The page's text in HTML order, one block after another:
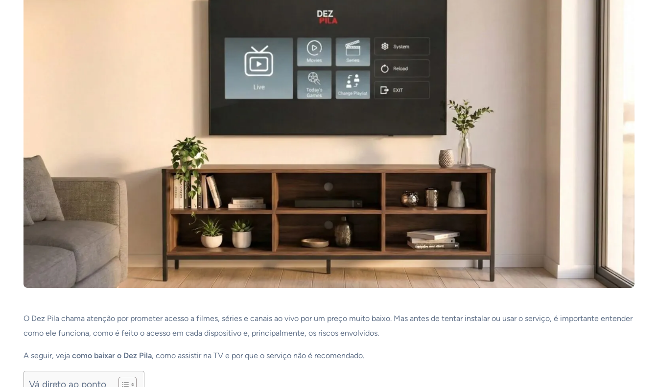
O Dez Pila chama atenção por prometer acesso a filmes, séries e canais ao vivo por um preço muito baixo. Mas antes de tentar instalar ou usar o serviço, é importante entender
como ele funciona, como é feito o acesso em cada dispositivo e, principalmente, os riscos envolvidos.
A seguir, veja como baixar o Dez Pila, como assistir na TV e por que o serviço não é recomendado.
Vá direto ao ponto